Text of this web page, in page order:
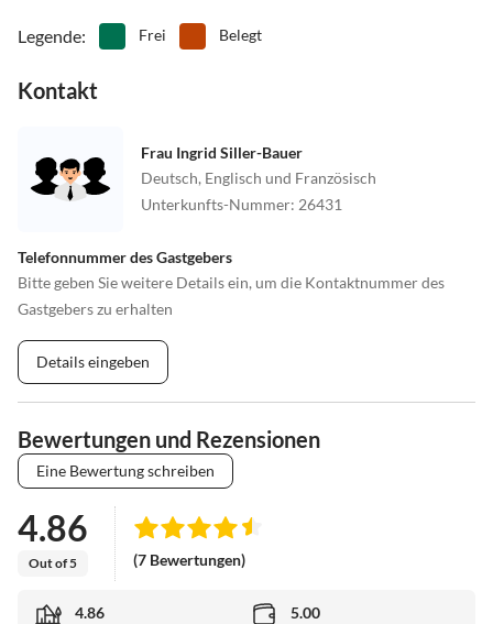
Legende: Frei Belegt
Kontakt
Frau Ingrid Siller-Bauer
Deutsch, Englisch und Französisch
Unterkunfts-Nummer: 26431
Telefonnummer des Gastgebers
Bitte geben Sie weitere Details ein, um die Kontaktnummer des
Gastgebers zu erhalten
Details eingeben
Bewertungen und Rezensionen
Eine Bewertung schreiben
4.86
Out of 5 (7 Bewertungen)
4.86 5.00